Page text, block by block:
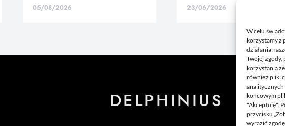
W celu
korzystamy z
działania
Twojej zgody,
korzystania
również pliki
analitycznych
końcowym
"Akceptuję".
przycisku
wyrazić
05/08/2026 23/06/2026
DELPHINIUS